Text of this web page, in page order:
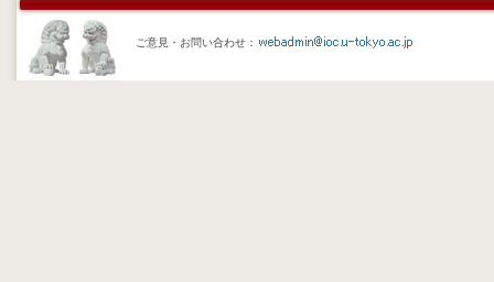
ご意見・お問い合わせ：